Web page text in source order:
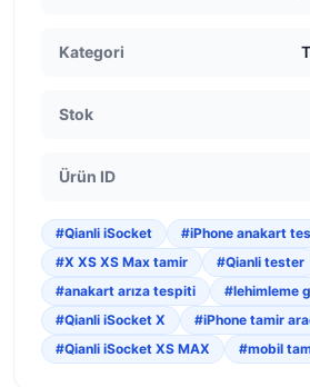
Kategori
Stok
Ürün ID
#Qianli iSocket
#iPhone anakart
#X XS XS Max tamir
#Qianli tester
#anakart arıza tespiti
#lehimleme
#Qianli iSocket X
#iPhone tamir
#Qianli iSocket XS MAX
#mobil